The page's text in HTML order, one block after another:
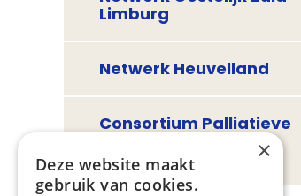
Limburg
Netwerk Heuvelland
Consortium Palliatieve
Zuidoost-Brabant
×
Deze website maakt
gebruik van cookies.